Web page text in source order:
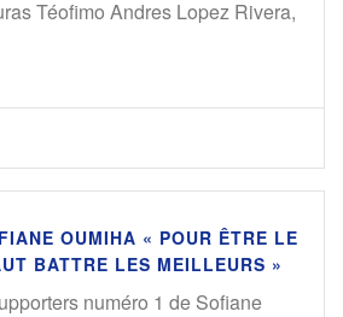
Téofimo Andres Lopez Rivera,
OUMIHA « POUR ÊTRE LE
BATTRE LES MEILLEURS »
numéro 1 de Sofiane